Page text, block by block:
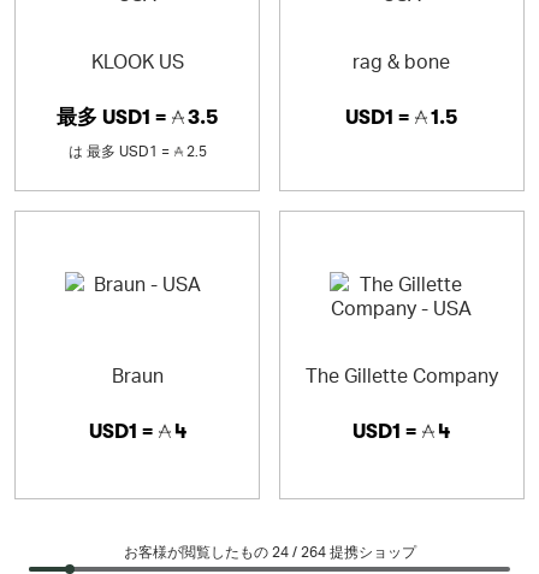
KLOOK US
最多 USD1 = 3.5
は 最多 USD1 = 2.5
rag & bone
USD1 = 1.5
Braun
USD1 = 4
The Gillette Company
USD1 = 4
お客様が閲覧したもの 24 / 264提携ショップ